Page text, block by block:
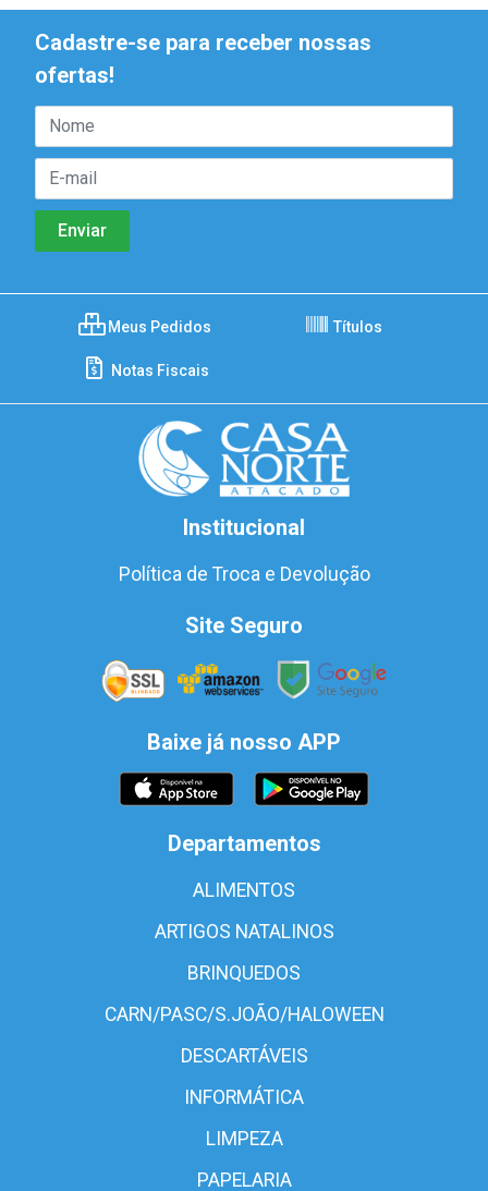
Cadastre-se para receber nossas
ofertas!
Meus Pedidos Títulos
Notas Fiscais
Institucional
Política de Troca e Devolução
Site Seguro
Baixe já nosso APP
Departamentos
ALIMENTOS
ARTIGOS NATALINOS
BRINQUEDOS
CARN/PASC/S.JOÃO/HALOWEEN
DESCARTÁVEIS
INFORMÁTICA
LIMPEZA
PAPELARIA